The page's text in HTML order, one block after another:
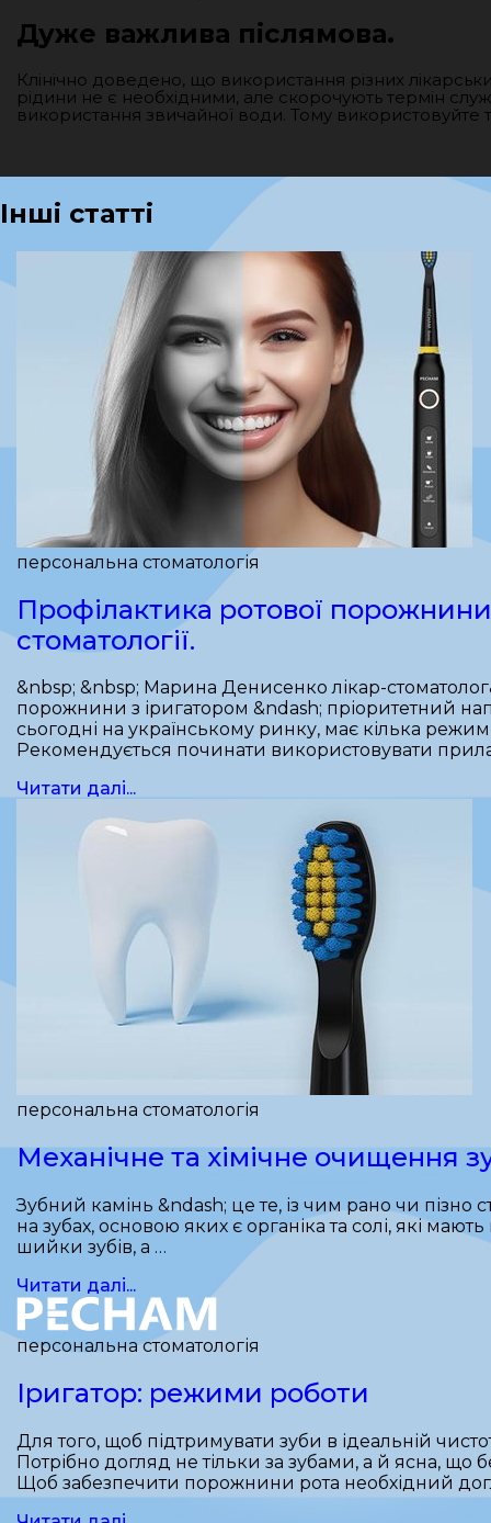
Дуже важлива післямова.
Клінічно доведено, що використання різних
рідини не є необхідними, але скорочують термін
використання звичайної води. Тому
Інші статті
персональна стоматологія
Профілактика ротової
стоматології.
&nbsp; &nbsp; Марина Денисенко лікар-
порожнини з іригатором &ndash; пріоритетний
сьогодні на українському ринку, має кілька
Рекомендується починати використовувати
Читати далі...
персональна стоматологія
Механічне та хімічне очищення
Зубний камінь &ndash; це те, із чим рано чи
на зубах, основою яких є органіка та солі, які
шийки зубів, а …
Читати далі...
персональна стоматологія
Іригатор: режими роботи
Для того, щоб підтримувати зуби в ідеальній
Потрібно догляд не тільки за зубами, а й ясна, що
Щоб забезпечити порожнини рота необхідний